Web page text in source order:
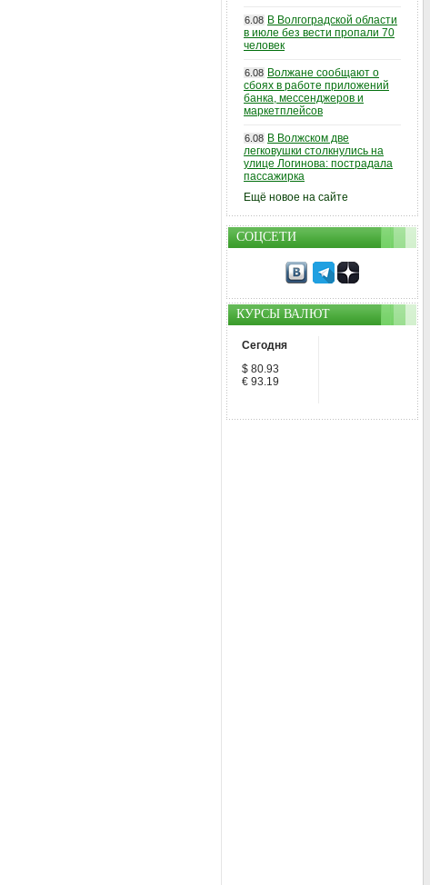
6.08 В Волгоградской области
в июле без вести пропали 70
человек
6.08 Волжане сообщают о
сбоях в работе приложений
банка, мессенджеров и
маркетплейсов
6.08 В Волжском две
легковушки столкнулись на
улице Логинова: пострадала
пассажирка
Ещё новое на сайте
СОЦСЕТИ
КУРСЫ ВАЛЮТ
Сегодня
$ 80.93
€ 93.19